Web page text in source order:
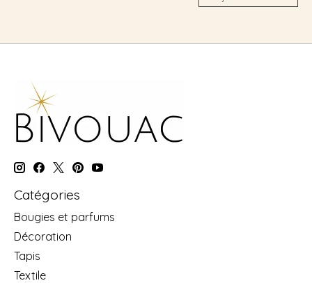
Catégories
Bougies et parfums
Décoration
Tapis
Textile